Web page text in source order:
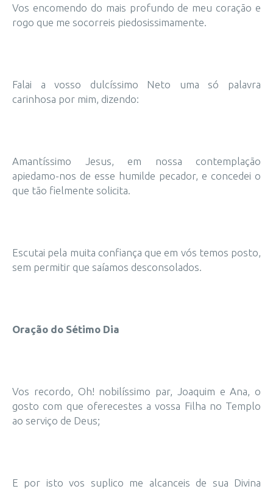
Vos encomendo do mais profundo de meu coração e
rogo que me socorreis piedosissimamente.
Falai a vosso dulcíssimo Neto uma só palavra
carinhosa por mim, dizendo:
Amantíssimo Jesus, em nossa contemplação
apiedamo-nos de esse humilde pecador, e concedei o
que tão fielmente solicita.
Escutai pela muita confiança que em vós temos posto,
sem permitir que saíamos desconsolados.
Oração do Sétimo Dia
Vos recordo, Oh! nobilíssimo par, Joaquim e Ana, o
gosto com que oferecestes a vossa Filha no Templo
ao serviço de Deus;
E por isto vos suplico me alcanceis de sua Divina